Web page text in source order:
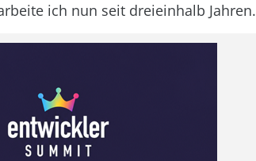
ich nun seit dreieinhalb Jahren.